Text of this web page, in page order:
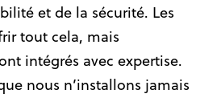
et de la sécurité. Les
tout cela, mais
intégrés avec expertise.
nous n’installons jamais